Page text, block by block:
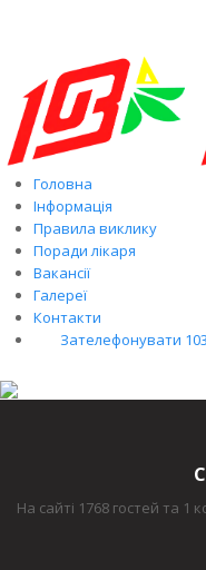
Головна
Інформація
Правила виклику
Поради лікаря
Вакансії
Галереї
Контакти
Зателефонувати 103
На сайті 1768 гостей та 1